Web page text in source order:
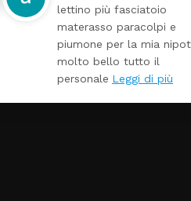
ben imballato dopo pochi
giorni. Prezzo ottimi
rispetto la concorrenza